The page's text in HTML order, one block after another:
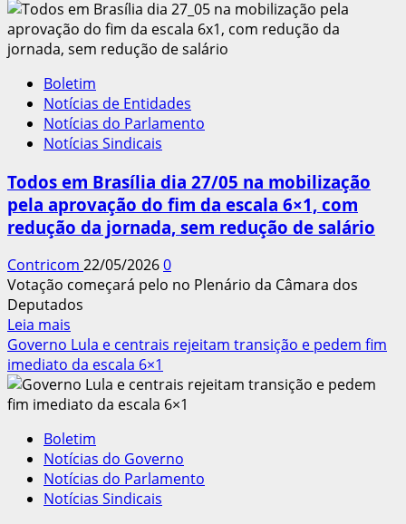
Boletim
Notícias de Entidades
Notícias do Parlamento
Notícias Sindicais
Todos em Brasília dia 27/05 na mobilização
pela aprovação do fim da escala 6×1, com
redução da jornada, sem redução de salário
Contricom 22/05/20260
Votação começará pelo no Plenário da Câmara dos
Deputados
Leia mais
mais
sobre
Todos
em
dia
27/05
na
mobilização
Governo Lula e centrais rejeitam transição e pedem fim
imediato da escala 6×1
Boletim
Notícias do Governo
Notícias do Parlamento
Notícias Sindicais